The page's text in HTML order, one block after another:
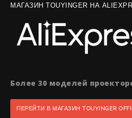
МАГАЗИН TOUYINGER НА
Более 30 моделей
ПЕРЕЙТИ В МАГАЗИН TOUYINGER